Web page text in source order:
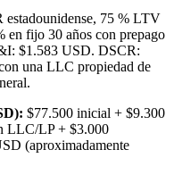
estadounidense, 75 % LTV
en fijo 30 años con prepago
$1.583 USD. DSCR:
una LLC propiedad de
$77.500 inicial + $9.300
LLC/LP + $3.000
(aproximadamente